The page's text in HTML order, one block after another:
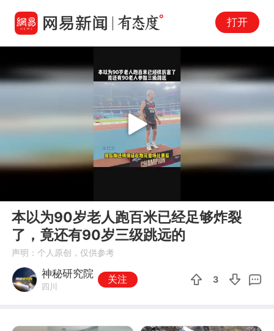
打开
Play
本以为90岁老人跑百米已经足够炸裂
了，竟还有90岁三级跳远的
声明：个人原创，仅供参考
神秘研究院
四川
关注 3